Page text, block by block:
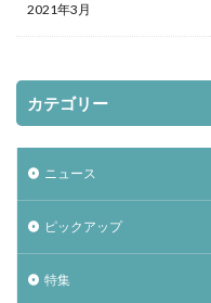
2021年3月
カテゴリー
ニュース
ピックアップ
特集